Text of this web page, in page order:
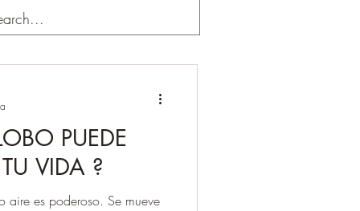
PUEDE
VIDA ?
aire es poderoso. Se mueve